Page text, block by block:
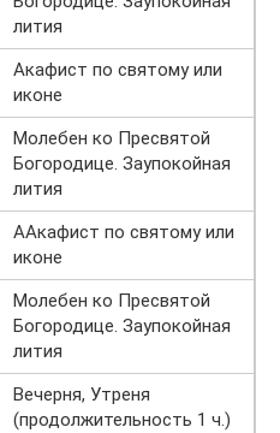
лития
Акафист по святому или
иконе
Молебен ко Пресвятой
Богородице. Заупокойная
лития
ААкафист по святому или
иконе
Молебен ко Пресвятой
Богородице. Заупокойная
лития
Вечерня, Утреня
(продолжительность 1 ч.)